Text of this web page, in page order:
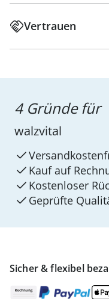
Vertrauen
Sicher & flexibel
4 Gründe für
walzvital
Kauf auf
Kostenloser
Geprüfte